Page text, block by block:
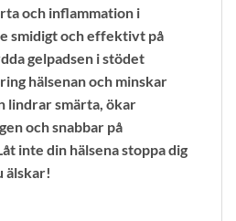
och inflammation i
smidigt och effektivt på
gelpadsen i stödet
hälsenan och minskar
lindrar smärta, ökar
och snabbar på
inte din hälsena stoppa dig
älskar!